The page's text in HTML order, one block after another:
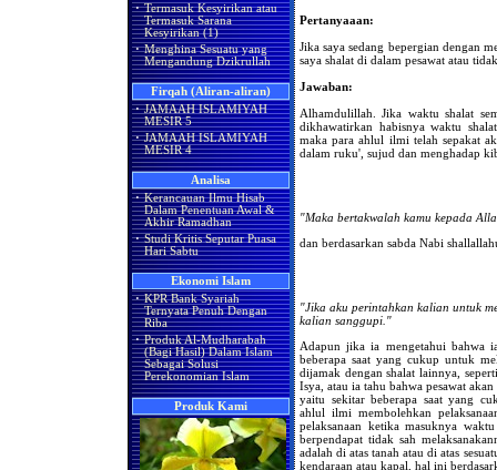
· Termasuk Kesyirikan atau
Termasuk Sarana
Kesyirikan (1)
· Menghina Sesuatu yang
Mengandung Dzikrullah
Firqah (Aliran-aliran)
· JAMAAH ISLAMIYAH
MESIR 5
· JAMAAH ISLAMIYAH
MESIR 4
Analisa
· Kerancauan Ilmu Hisab
Dalam Penentuan Awal &
Akhir Ramadhan
· Studi Kritis Seputar Puasa
Hari Sabtu
Ekonomi Islam
· KPR Bank Syariah
Ternyata Penuh Dengan
Riba
· Produk Al-Mudharabah
(Bagi Hasil) Dalam Islam
Sebagai Solusi
Perekonomian Islam
Produk Kami
Pertanyaaan:
Jika saya sedang bepergian dengan
saya shalat di dalam pesawat atau
Jawaban:
Alhamdulillah. Jika waktu shalat
dikhawatirkan habisnya waktu
maka para ahlul ilmi telah sepakat
dalam ruku', sujud dan menghadap
"Maka bertakwalah kamu kepada
dan berdasarkan sabda Nabi
"Jika aku perintahkan kalian untuk
kalian sanggupi."
Adapun jika ia mengetahui bahwa
beberapa saat yang cukup untuk
dijamak dengan shalat lainnya,
Isya, atau ia tahu bahwa pesawat
yaitu sekitar beberapa saat yang
ahlul ilmi membolehkan
pelaksanaan ketika masuknya
berpendapat tidak sah
adalah di atas tanah atau di atas
kendaraan atau kapal, hal ini